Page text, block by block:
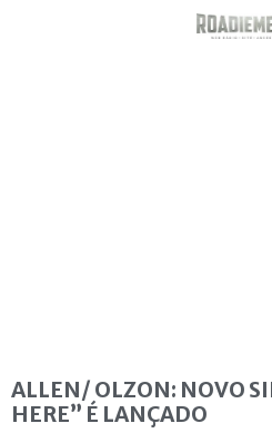
ALLEN/ OLZON: NOVO
HERE” É LANÇADO